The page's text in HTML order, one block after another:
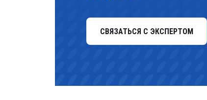
СВЯЗАТЬСЯ С ЭКСПЕРТОМ